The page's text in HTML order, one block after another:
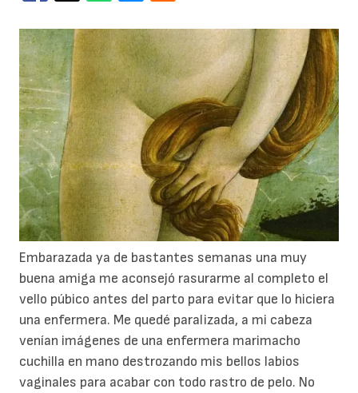
Embarazada ya de bastantes semanas una muy
buena amiga me aconsejó rasurarme al completo el
vello púbico antes del parto para evitar que lo hiciera
una enfermera. Me quedé paralizada, a mi cabeza
venían imágenes de una enfermera marimacho
cuchilla en mano destrozando mis bellos labios
vaginales para acabar con todo rastro de pelo. No